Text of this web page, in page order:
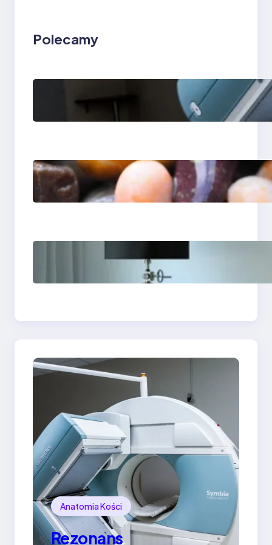
Polecamy
magnetyczny w
Lesznie i Zielonej
Ile kosztuje aparat
ortodontyczny —
przewodnik po
psychodynamiczna w
Bydgoszczy — jak
Anatomia Kości
Rezonans